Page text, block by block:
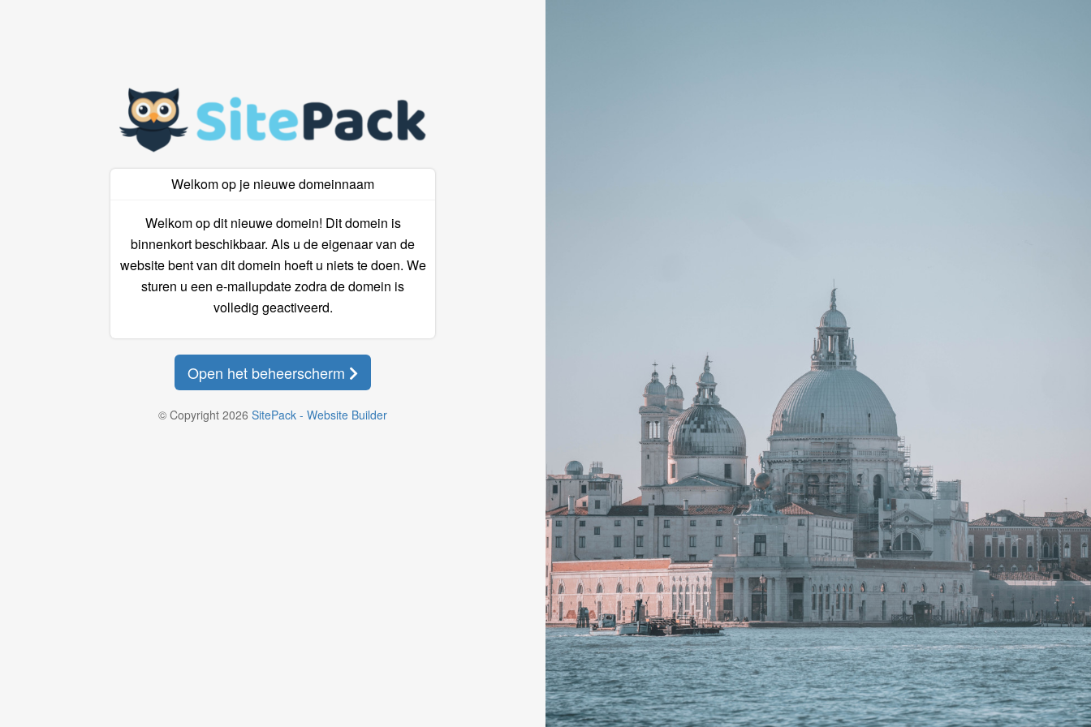
Welkom op je nieuwe domeinnaam
Welkom op dit nieuwe domein! Dit domein is
binnenkort beschikbaar. Als u de eigenaar van de
website bent van dit domein hoeft u niets te doen. We
sturen u een e-mailupdate zodra de domein is
volledig geactiveerd.
Open het beheerscherm
© Copyright 2026 SitePack - Website Builder